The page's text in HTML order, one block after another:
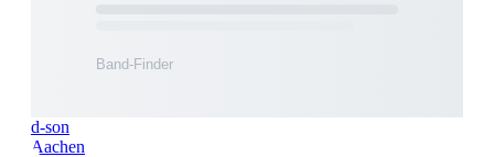
d-son
Aachen